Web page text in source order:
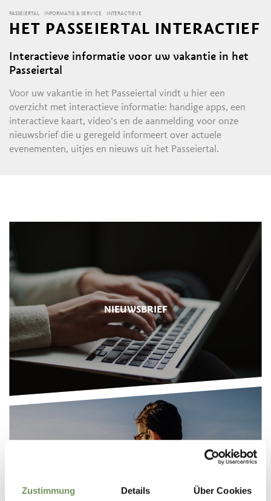
Zustimmung Details Über Cookies
PASSEIERTAL INFORMATIE & SERVICE INTERACTIEVE
HET PASSEIERTAL INTERACTIEF
Interactieve informatie voor uw vakantie in het
Passeiertal
Voor uw vakantie in het Passeiertal vindt u hier een
overzicht met interactieve informatie: handige apps, een
interactieve kaart, video’s en de aanmelding voor onze
nieuwsbrief die u geregeld informeert over actuele
evenementen, uitjes en nieuws uit het Passeiertal.
NIEUWSBRIEF